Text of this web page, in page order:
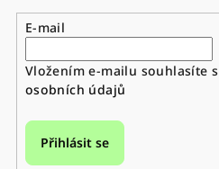
E-mail
Vložením e-mailu souhlasíte s
osobních údajů
Přihlásit se